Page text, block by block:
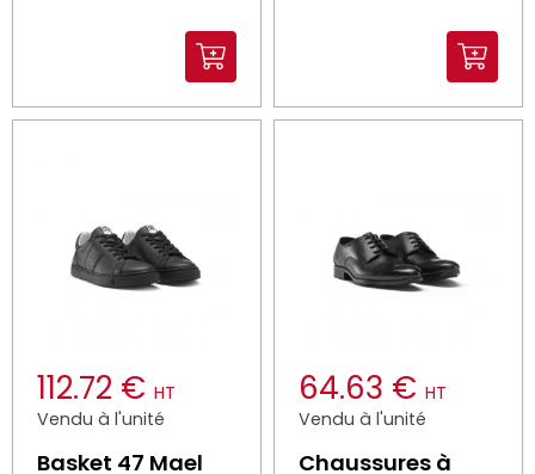
112.72 € HT
Vendu à l'unité
Basket 47 Mael
64.63 € HT
Vendu à l'unité
Chaussures à